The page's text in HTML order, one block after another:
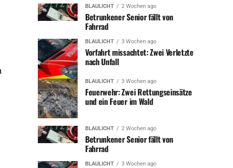
BLAULICHT 2 Wochen ago
Betrunkener Senior fällt von
Fahrrad
BLAULICHT 3 Wochen ago
Vorfahrt missachtet: Zwei Verletzte
nach Unfall
BLAULICHT 3 Wochen ago
Feuerwehr: Zwei Rettungseinsätze
und ein Feuer im Wald
BLAULICHT 2 Wochen ago
Betrunkener Senior fällt von
Fahrrad
BLAULICHT 3 Wochen ago